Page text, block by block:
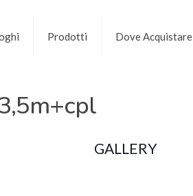
Prodotti Dove Acquistare
GALLERY